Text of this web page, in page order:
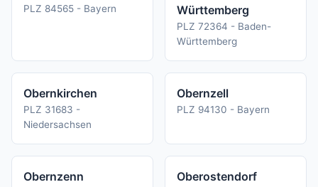
PLZ 84565 - Bayern
Württemberg
PLZ 72364 - Baden-
Württemberg
Obernkirchen
PLZ 31683 -
Niedersachsen
Obernzell
PLZ 94130 - Bayern
Obernzenn Oberostendorf